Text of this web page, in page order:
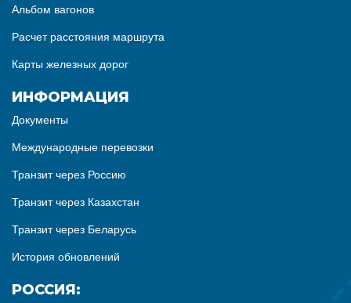
Альбом вагонов
Расчет расстояния маршрута
Карты железных дорог
ИНФОРМАЦИЯ
Документы
Международные перевозки
Транзит через Россию
Транзит через Казахстан
Транзит через Беларусь
История обновлений
РОССИЯ: